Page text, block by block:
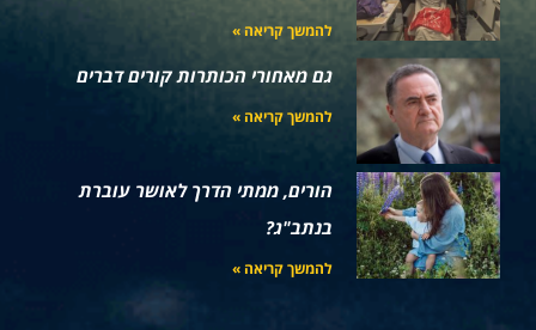
להמשך קריאה »
גם מאחורי הכותרות קורים דברים
להמשך קריאה »
הורים, ממתי הדרך לאושר עוברת
בנתב"ג?
להמשך קריאה »